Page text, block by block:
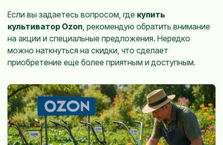
Если вы задаетесь вопросом, где купить
культиватор Ozon, рекомендую обратить внимание
на акции и специальные предложения. Нередко
можно наткнуться на скидки, что сделает
приобретение еще более приятным и доступным.